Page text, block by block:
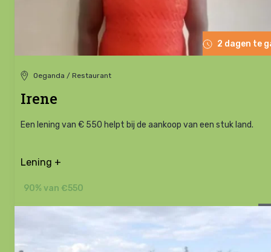
2 dagen te
Oeganda / Restaurant
Irene
Een lening van € 550 helpt bij de aankoop van een stuk land.
Lening +
90% van €550